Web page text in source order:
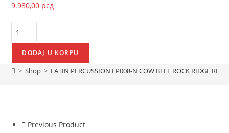
9.980,00 рсд
DODAJ U KORPU
> Shop > LATIN PERCUSSION LP008-N COW BELL ROCK RIDGE
Previous Product